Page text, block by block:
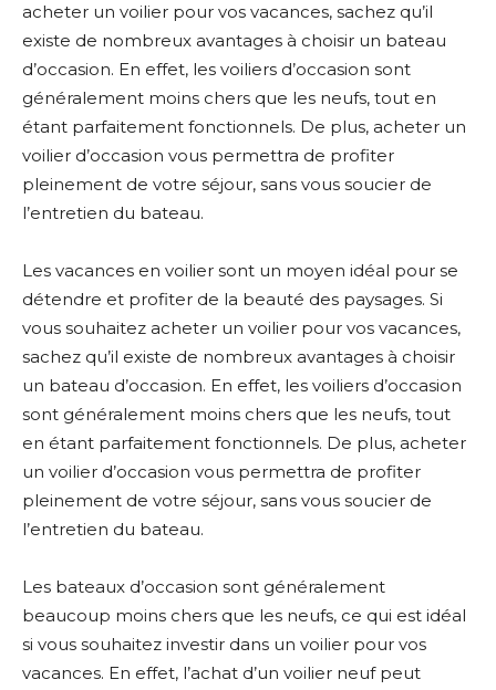
acheter un voilier pour vos vacances, sachez qu’il
existe de nombreux avantages à choisir un bateau
d’occasion. En effet, les voiliers d’occasion sont
généralement moins chers que les neufs, tout en
étant parfaitement fonctionnels. De plus, acheter un
voilier d’occasion vous permettra de profiter
pleinement de votre séjour, sans vous soucier de
l’entretien du bateau.
Les vacances en voilier sont un moyen idéal pour se
détendre et profiter de la beauté des paysages. Si
vous souhaitez acheter un voilier pour vos vacances,
sachez qu’il existe de nombreux avantages à choisir
un bateau d’occasion. En effet, les voiliers d’occasion
sont généralement moins chers que les neufs, tout
en étant parfaitement fonctionnels. De plus, acheter
un voilier d’occasion vous permettra de profiter
pleinement de votre séjour, sans vous soucier de
l’entretien du bateau.
Les bateaux d’occasion sont généralement
beaucoup moins chers que les neufs, ce qui est idéal
si vous souhaitez investir dans un voilier pour vos
vacances. En effet, l’achat d’un voilier neuf peut